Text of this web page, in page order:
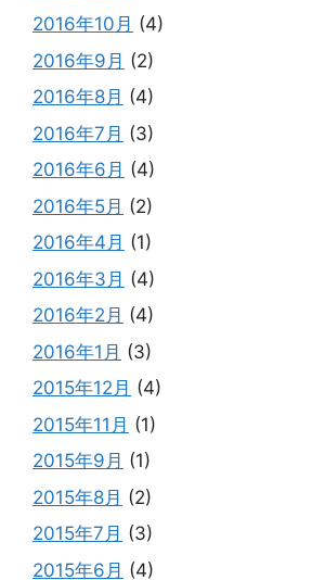
2016年10月 (4)
2016年9月 (2)
2016年8月 (4)
2016年7月 (3)
2016年6月 (4)
2016年5月 (2)
2016年4月 (1)
2016年3月 (4)
2016年2月 (4)
2016年1月 (3)
2015年12月 (4)
2015年11月 (1)
2015年9月 (1)
2015年8月 (2)
2015年7月 (3)
2015年6月 (4)